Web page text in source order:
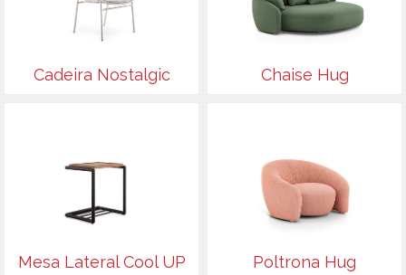
Cadeira Nostalgic Chaise Hug
Mesa Lateral Cool UP Poltrona Hug